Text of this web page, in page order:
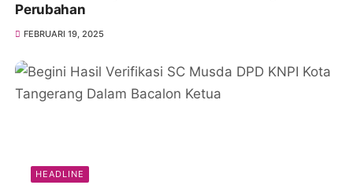
Perubahan
FEBRUARI 19, 2025
HEADLINE